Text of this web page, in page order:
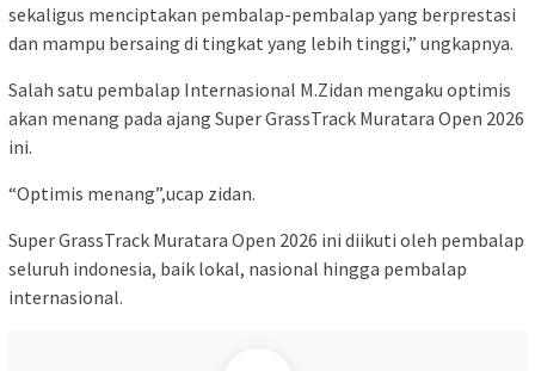
sekaligus menciptakan pembalap-pembalap yang berprestasi
dan mampu bersaing di tingkat yang lebih tinggi,” ungkapnya.
Salah satu pembalap Internasional M.Zidan mengaku optimis
akan menang pada ajang Super GrassTrack Muratara Open 2026
ini.
“Optimis menang”,ucap zidan.
Super GrassTrack Muratara Open 2026 ini diikuti oleh pembalap
seluruh indonesia, baik lokal, nasional hingga pembalap
internasional.